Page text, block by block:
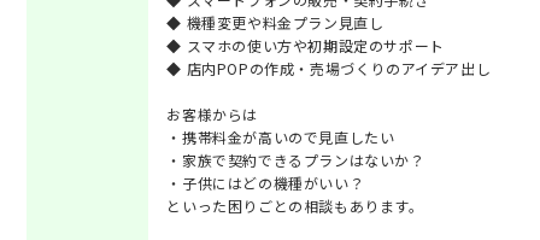
◆ 機種変更や料金プラン見直し
◆ スマホの使い方や初期設定のサポート
◆ 店内POPの作成・売場づくりのアイデア出し
お客様からは
・携帯料金が高いので見直したい
・家族で契約できるプランはないか？
・子供にはどの機種がいい？
といった困りごとの相談もあります。